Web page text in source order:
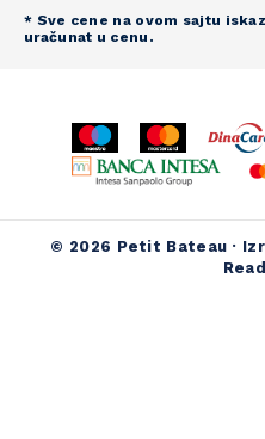
* Sve cene na ovom sajtu
uračunat u cenu.
© 2026 Petit Bateau ·